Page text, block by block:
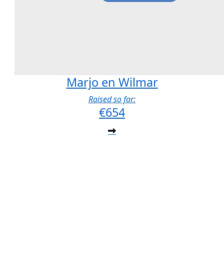
Marjo en Wilmar
Raised so far:
€654